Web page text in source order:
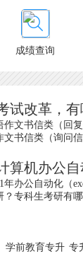
成绩查询
试改革，
作文书信类（回
文书信类（询问
算机办公
年办公自动化（
？专科生考研有
学前教育专升 专